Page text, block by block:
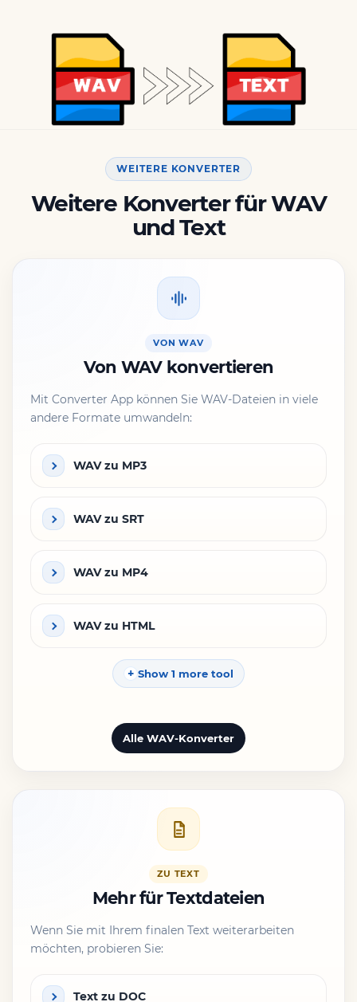
WEITERE KONVERTER
Weitere Konverter für WAV
und Text
VON WAV
Von WAV konvertieren
Mit Converter App können Sie WAV-Dateien in viele
andere Formate umwandeln:
WAV zu MP3
WAV zu SRT
WAV zu MP4
WAV zu HTML
Show 1 more tool
Alle WAV-Konverter
ZU TEXT
Mehr für Textdateien
Wenn Sie mit Ihrem finalen Text weiterarbeiten
möchten, probieren Sie:
Text zu DOC